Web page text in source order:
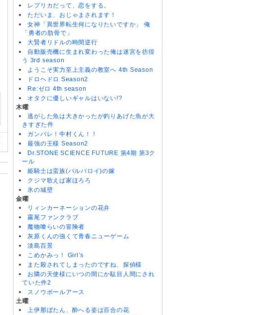
レプリカだって、恋をする。
ただいま、おじゃまされます！
女神「異世界転生何になりたいですか」 俺
「勇者の肋骨で」
大賢者リドルの時間逆行
自動販売機に生まれ変わった俺は迷宮を彷徨
う 3rd season
ようこそ実力至上主義の教室へ 4th Season
ドロヘドロ Season2
Re:ゼロ 4th season
オタクに優しいギャルはいない!?
木曜
逃がした魚は大きかったが釣りあげた魚が大
きすぎた件
ガンバレ！中村くん！！
最強の王様 Season2
Dr.STONE SCIENCE FUTURE 第4期 第3ク
ール
姫騎士は蛮族(バルバロイ)の嫁
クジマ歌えば家ほろろ
氷の城壁
金曜
リィンカーネーションの花弁
霧尾ファンクラブ
魔物喰らいの冒険者
灰原くんの強くて青春ニューゲーム
淡島百景
こめかみっ！ Girl’s
また殺されてしまったのですね、探偵様
お隣の天使様にいつの間にか駄目人間にされ
ていた件2
スノウボールアース
土曜
上伊那ぼたん、酔へる姿は百合の花